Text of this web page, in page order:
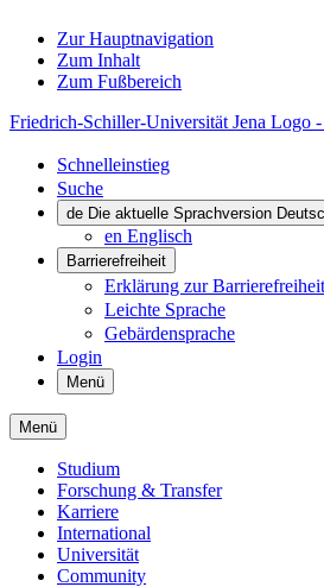
Zur Hauptnavigation
Zum Inhalt
Zum Fußbereich
Friedrich-Schiller-Universität Jena Logo
Schnelleinstieg
Suche
de Die aktuelle Sprachversion
en Englisch
Barrierefreiheit
Erklärung zur Barrierefreiheit
Leichte Sprache
Gebärdensprache
Login
Menü
Menü
Studium
Forschung & Transfer
Karriere
International
Universität
Community